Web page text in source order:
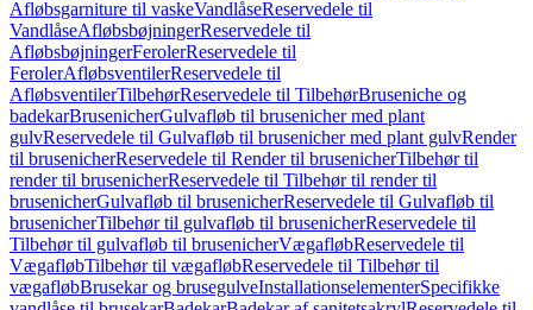
Afløbsgarniture til vaskeVandlåseReservedele til
VandlåseAfløbsbøjningerReservedele til
AfløbsbøjningerFerolerReservedele til
FerolerAfløbsventilerReservedele til
AfløbsventilerTilbehørReservedele til TilbehørBruseniche og
badekarBrusenicherGulvafløb til brusenicher med plant
gulvReservedele til Gulvafløb til brusenicher med plant gulvRender
til brusenicherReservedele til Render til brusenicherTilbehør til
render til brusenicherReservedele til Tilbehør til render til
brusenicherGulvafløb til brusenicherReservedele til Gulvafløb til
brusenicherTilbehør til gulvafløb til brusenicherReservedele til
Tilbehør til gulvafløb til brusenicherVægafløbReservedele til
VægafløbTilbehør til vægafløbReservedele til Tilbehør til
vægafløbBrusekar og brusegulveInstallationselementerSpecifikke